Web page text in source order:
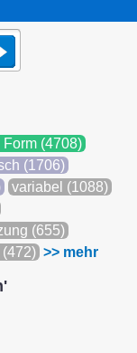
(4708)
(1706)
variabel (1088)
(655)
>> mehr